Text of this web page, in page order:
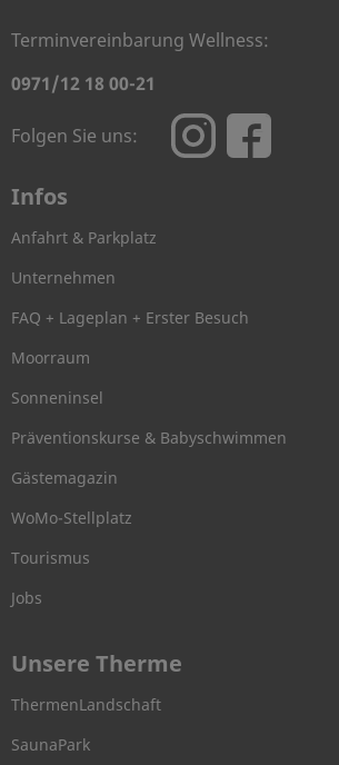
Terminvereinbarung Wellness:
0971/12 18 00-21
Folgen Sie uns:
Infos
Anfahrt & Parkplatz
Unternehmen
FAQ + Lageplan + Erster Besuch
Moorraum
Sonneninsel
Präventionskurse & Babyschwimmen
Gästemagazin
WoMo-Stellplatz
Tourismus
Jobs
Unsere Therme
ThermenLandschaft
SaunaPark